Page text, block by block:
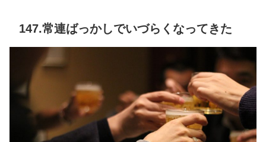
147.常連ばっかしでいづらくなってきた